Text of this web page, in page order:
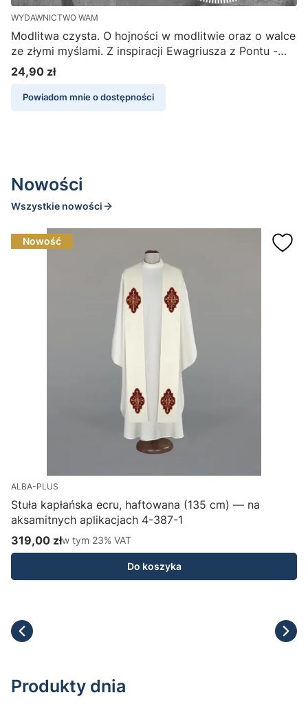
WYDAWNICTWO WAM
Modlitwa czysta. O hojności w modlitwie oraz o walce
ze złymi myślami. Z inspiracji Ewagriusza z Pontu -
Józef Augustyn SJ, Piotr Słabek (płyta CD-MP3)
Cena
24,90 zł
Powiadom mnie o dostępności
Nowości
Wszystkie nowości
Nowość
ALBA-PLUS
Stuła kapłańska ecru, haftowana (135 cm) — na
aksamitnych aplikacjach 4-387-1
Cena brutto
319,00 złw tym %s VAT
w tym 23% VAT
Do koszyka
Produkty dnia